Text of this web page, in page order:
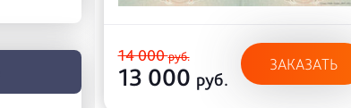
14 000руб.
13 000 руб.
ЗАКАЗАТЬ